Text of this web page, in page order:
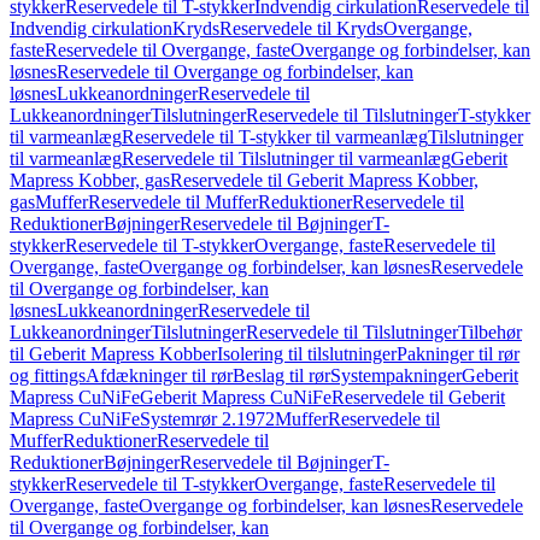
stykkerReservedele til T-stykkerIndvendig cirkulationReservedele til
Indvendig cirkulationKrydsReservedele til KrydsOvergange,
fasteReservedele til Overgange, fasteOvergange og forbindelser, kan
løsnesReservedele til Overgange og forbindelser, kan
løsnesLukkeanordningerReservedele til
LukkeanordningerTilslutningerReservedele til TilslutningerT-stykker
til varmeanlægReservedele til T-stykker til varmeanlægTilslutninger
til varmeanlægReservedele til Tilslutninger til varmeanlægGeberit
Mapress Kobber, gasReservedele til Geberit Mapress Kobber,
gasMufferReservedele til MufferReduktionerReservedele til
ReduktionerBøjningerReservedele til BøjningerT-
stykkerReservedele til T-stykkerOvergange, fasteReservedele til
Overgange, fasteOvergange og forbindelser, kan løsnesReservedele
til Overgange og forbindelser, kan
løsnesLukkeanordningerReservedele til
LukkeanordningerTilslutningerReservedele til TilslutningerTilbehør
til Geberit Mapress KobberIsolering til tilslutningerPakninger til rør
og fittingsAfdækninger til rørBeslag til rørSystempakningerGeberit
Mapress CuNiFeGeberit Mapress CuNiFeReservedele til Geberit
Mapress CuNiFeSystemrør 2.1972MufferReservedele til
MufferReduktionerReservedele til
ReduktionerBøjningerReservedele til BøjningerT-
stykkerReservedele til T-stykkerOvergange, fasteReservedele til
Overgange, fasteOvergange og forbindelser, kan løsnesReservedele
til Overgange og forbindelser, kan